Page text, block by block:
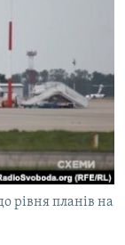
рівня планів на